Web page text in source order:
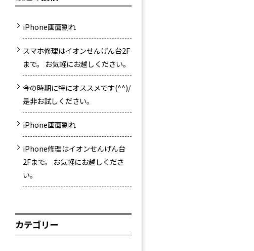
iPhone画面割れ
スマホ修理はイオンせんげん台2F
まで。 お気軽にお越しください。
今の時期に特にオススメです(^^)/
是非お試しください。
iPhone画面割れ
iPhone修理はイオンせんげん台
2Fまで。 お気軽にお越しくださ
い。
カテゴリー